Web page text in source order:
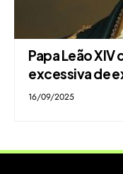
Papa Leão
excessiva de
16/09/2025